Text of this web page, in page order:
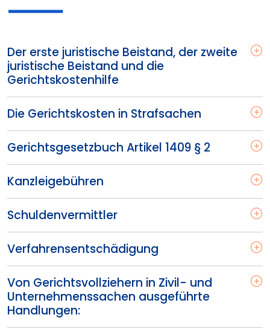
Der erste juristische Beistand, der zweite
juristische Beistand und die
Gerichtskostenhilfe
Die Gerichtskosten in Strafsachen
Gerichtsgesetzbuch Artikel 1409 § 2
Kanzleigebühren
Schuldenvermittler
Verfahrensentschädigung
Von Gerichtsvollziehern in Zivil- und
Unternehmenssachen ausgeführte
Handlungen: